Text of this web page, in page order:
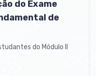
do Exame
de
do Módulo II